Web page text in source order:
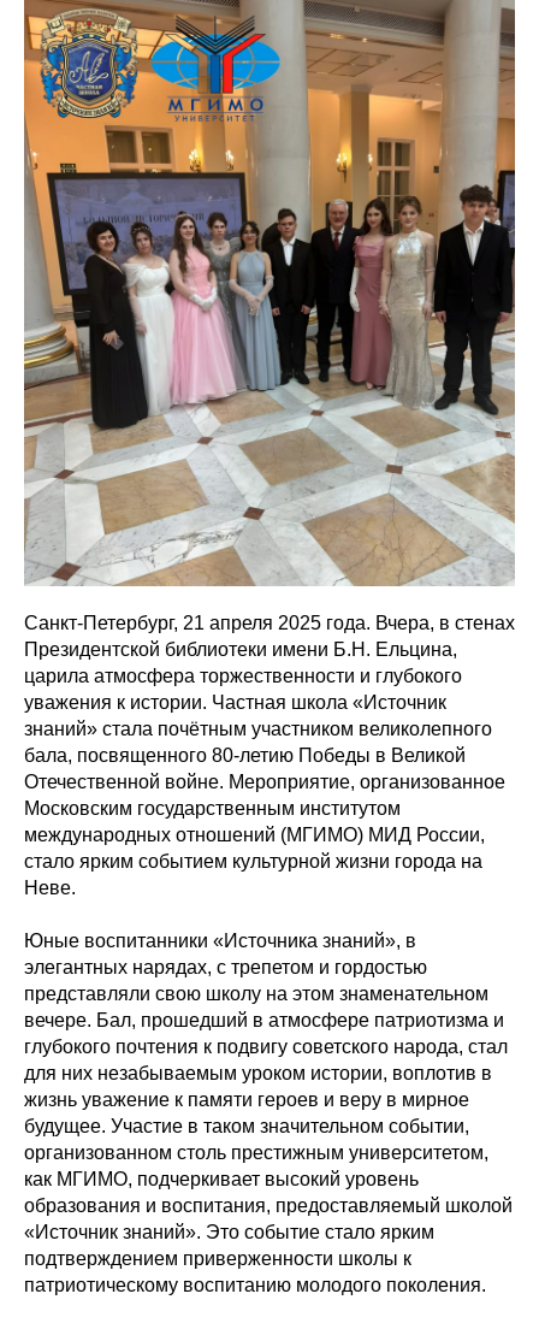
Санкт-Петербург, 21 апреля 2025 года. Вчера, в стенах
Президентской библиотеки имени Б.Н. Ельцина,
царила атмосфера торжественности и глубокого
уважения к истории. Частная школа «Источник
знаний» стала почётным участником великолепного
бала, посвященного 80-летию Победы в Великой
Отечественной войне. Мероприятие, организованное
Московским государственным институтом
международных отношений (МГИМО) МИД России,
стало ярким событием культурной жизни города на
Неве.
Юные воспитанники «Источника знаний», в
элегантных нарядах, с трепетом и гордостью
представляли свою школу на этом знаменательном
вечере. Бал, прошедший в атмосфере патриотизма и
глубокого почтения к подвигу советского народа, стал
для них незабываемым уроком истории, воплотив в
жизнь уважение к памяти героев и веру в мирное
будущее. Участие в таком значительном событии,
организованном столь престижным университетом,
как МГИМО, подчеркивает высокий уровень
образования и воспитания, предоставляемый школой
«Источник знаний». Это событие стало ярким
подтверждением приверженности школы к
патриотическому воспитанию молодого поколения.